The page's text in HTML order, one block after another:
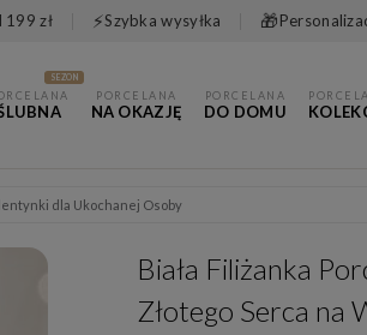
zł ⚡Szybka wysyłka 🎁
SEZON
PORCELANA
NA OKAZJĘ
PORCELANA
DO DOMU
dla Ukochanej Osoby
Biała Filiżanka
Złotego Serca na